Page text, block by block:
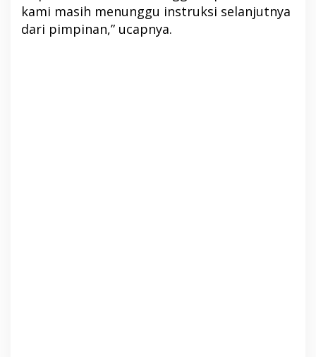
kami masih menunggu instruksi selanjutnya
dari pimpinan,” ucapnya.